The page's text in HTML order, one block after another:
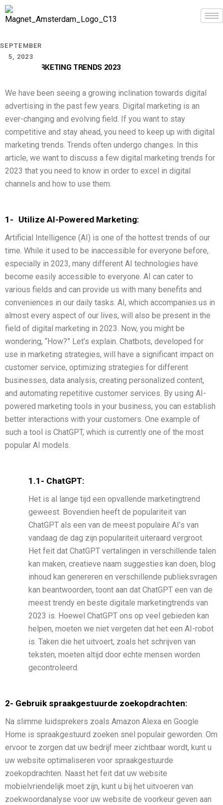
SEPTEMBER
5, 2023
DIGITAL MARKETING TRENDS 2023
We have been seeing a growing inclination towards digital
advertising in the past few years. Digital marketing is an
ever-changing and evolving field. If you want to stay
competitive and stay ahead, you need to keep up with digital
marketing trends. Trends often undergo changes. In this
article, we want to discuss a few digital marketing trends for
2023 that you need to know in order to excel in digital
channels and how to use them.
1- Utilize AI-Powered Marketing:
Artificial Intelligence (AI) is one of the hottest trends of our
time. While it used to be inaccessible for everyone before,
especially in 2023, many different AI technologies have
become easily accessible to everyone. AI can cater to
various fields and can provide us with many benefits and
conveniences in our daily tasks. AI, which accompanies us in
almost every aspect of our lives, will also be present in the
field of digital marketing in 2023. Now, you might be
wondering, “How?” Let’s explain. Chatbots, developed for
use in marketing strategies, will have a significant impact on
customer service, optimizing strategies for different
businesses, data analysis, creating personalized content,
and automating repetitive customer services. By using AI-
powered marketing tools in your business, you can establish
better interactions with your customers. One example of
such a tool is ChatGPT, which is currently one of the most
popular AI models.
1.1- ChatGPT:
Het is al lange tijd een opvallende marketingtrend
geweest. Bovendien heeft de populariteit van
ChatGPT als een van de meest populaire AI’s van
vandaag de dag zijn populariteit uiteraard vergroot.
Het feit dat ChatGPT vertalingen in verschillende talen
kan maken, creatieve naam suggesties kan doen, blog
inhoud kan genereren en verschillende publieksvragen
kan beantwoorden, toont aan dat ChatGPT een van de
meest trendy en beste digitale marketingtrends van
2023 is. Hoewel ChatGPT ons op veel gebieden kan
helpen, moeten we niet vergeten dat het een AI-robot
is. Taken die het uitvoert, zoals het schrijven van
teksten, moeten altijd door echte mensen worden
gecontroleerd.
2- Gebruik spraakgestuurde zoekopdrachten:
Na slimme luidsprekers zoals Amazon Alexa en Google
Home is spraakgestuurd zoeken snel populair geworden. Om
ervoor te zorgen dat uw bedrijf meer zichtbaar wordt, kunt u
uw website optimaliseren voor spraakgestuurde
zoekopdrachten. Naast het feit dat uw website
mobielvriendelijk moet zijn, kunt u bij het uitvoeren van
zoekwoordanalyse voor uw website de voorkeur geven aan